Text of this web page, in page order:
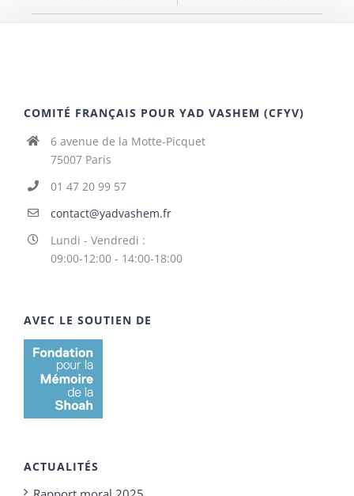
COMITÉ FRANÇAIS POUR YAD VASHEM (CFYV)
6 avenue de la Motte-Picquet
75007 Paris
01 47 20 99 57
contact@yadvashem.fr
Lundi - Vendredi :
09:00-12:00 - 14:00-18:00
AVEC LE SOUTIEN DE
ACTUALITÉS